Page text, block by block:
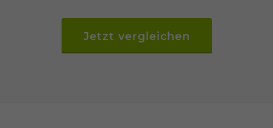
Jetzt vergleichen